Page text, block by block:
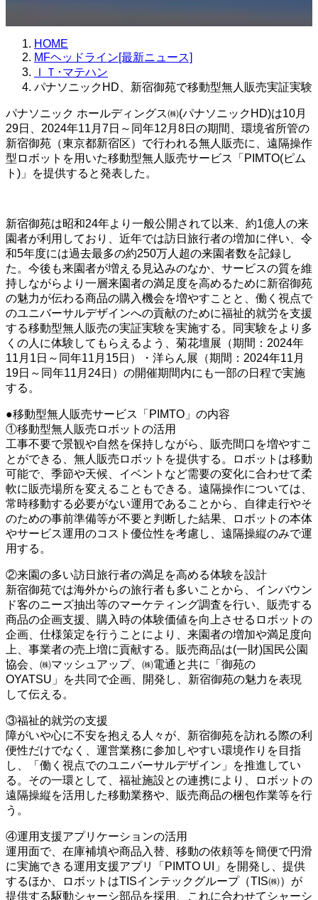
HOME
MFヘッドライン[最新ニュース]
ＩＴ･マテハン
パナソニックHD、新宿御苑で移動型無人販売実証実験
パナソニック ホールディングス㈱(パナソニックHD)は10月
29日、2024年11月7日～同年12月8日の期間、環境省所管の
新宿御苑（東京都新宿区）で行われる無人販売に、遠隔操作
型ロボットを用いた移動型無人販売サービス「PIMTO(ピム
ト)」を提供すると発表した。
新宿御苑は昭和24年より一般公開されて以来、約1億人の来
園者が利用しており、近年では訪日旅行者の増加に伴い、令
和5年度には過去最多の約250万人超の来園者数を記録し
た。今後も来園者が増える見込みのなか、サービスの質を維
持しながらより一層来園者の満足度を高めるために新宿御苑
の魅力が伝わる商品の購入機会を増やすことと、働く視点で
のユニバーサルデザインへの貢献のために福祉的就労を支援
する移動型無人販売の実証実験を実施する。同実験をより多
くの人に体験してもらえるよう、菊花壇展（期間：2024年
11月1日～同年11月15日）・洋らん展（期間：2024年11月
19日～同年11月24日）の開催期間内にも一部の日程で実施
する。
●移動型無人販売サービス「PIMTO」の内容
①移動型無人販売ロボットの活用
工事不要で景観や自然を保持しながら、販売間口を増やすこ
とができる、無人販売ロボットを提供する。ロボットは移動
可能で、季節や天候、イベントなど需要の変化に合わせて柔
軟に販売場所を変えることもできる。遠隔操作については、
常時移動する必要がない運用であることから、自律走行やそ
のための事前準備等が不要と判断した結果、ロボットの本体
やサービス運用のコスト優位性を考慮し、遠隔操縦のみで運
用する。
②来園の多い訪日旅行者の満足を高める体験を設計
新宿御苑では海外からの旅行者も多いことから、インバウン
ド客のニーズ抽出等のマーケティング調査を行い、販売する
商品の企画支援、購入時の体験価値を向上させるロボットの
企画、仕様策定を行うことにより、来園者の増加や満足度向
上、事業者の売上増に貢献する。販売商品は(一財)国民公園
協会、㈱マッシュアップ、㈱電通と共に「御苑の
OYATSU」を共同で企画、開発し、新宿御苑の魅力を表現
して伝える。
③福祉的就労の支援
障がいや心に不安を抱える人々が、新宿御苑を訪れる際の利
便性だけでなく、運営業務に参加しやすい環境作りを目指
し、「働く視点でのユニバーサルデザイン」を推進してい
る。その一環として、福祉施設との連携により、ロボットの
遠隔操縦を活用した移動業務や、販売商品の梱包作業等を行
う。
④運用支援アプリケーションの活用
運用面で、在庫補填や商品入替、移動の依頼等を簡便で円滑
に実施できる運用支援アプリ「PIMTO UI」を開発し、提供
するほか、ロボットはTISインテックグループ（TIS㈱）が
提供する駆動シャーシ部品を採用、これに合わせてシャーシ